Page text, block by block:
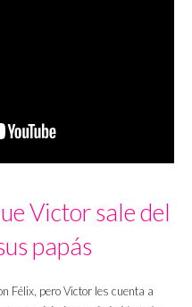
Victor sale del
papás
Félix, pero Victor les cuenta a